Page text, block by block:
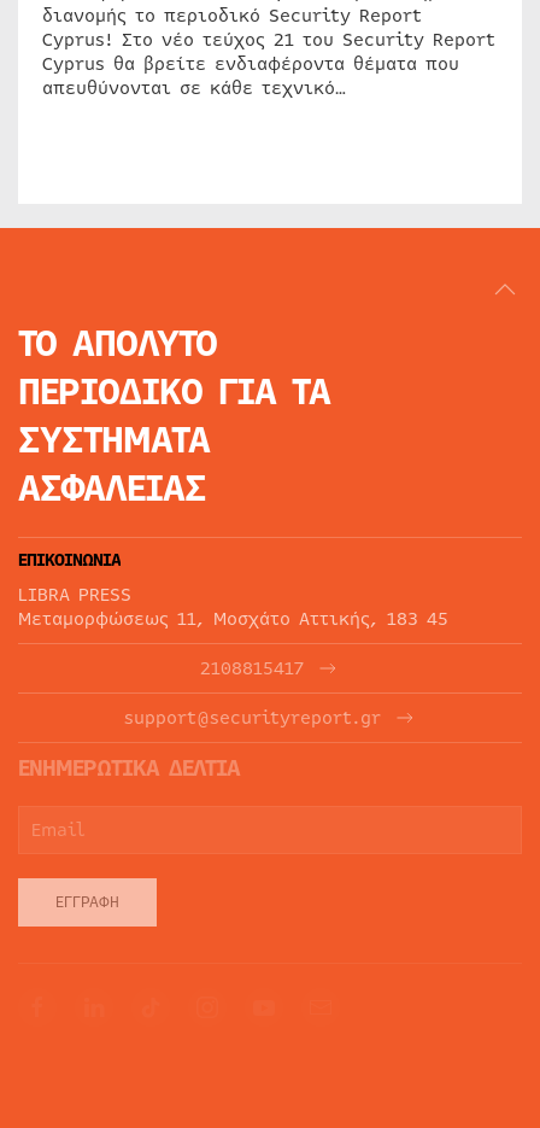
διανομής το περιοδικό Security Report
Cyprus! Στο νέο τεύχος 21 του Security Report
Cyprus θα βρείτε ενδιαφέροντα θέματα που
απευθύνονται σε κάθε τεχνικό…
ΤΟ ΑΠΟΛΥΤΟ
ΠΕΡΙΟΔΙΚΟ ΓΙΑ ΤΑ
ΣΥΣΤΗΜΑΤΑ
ΑΣΦΑΛΕΙΑΣ
ΕΠΙΚΟΙΝΩΝΙΑ
LIBRA PRESS
Μεταμορφώσεως 11, Μοσχάτο Αττικής, 183 45
2108815417
support@securityreport.gr
ΕΝΗΜΕΡΩΤΙΚΑ ΔΕΛΤΙΑ
ΕΓΓΡΑΦΉ